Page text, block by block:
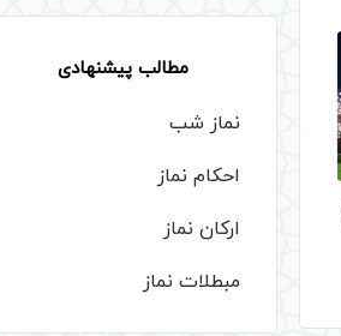
مطالب پیشنهادی
نماز شب
احکام نماز
ارکان نماز
مبطلات نماز